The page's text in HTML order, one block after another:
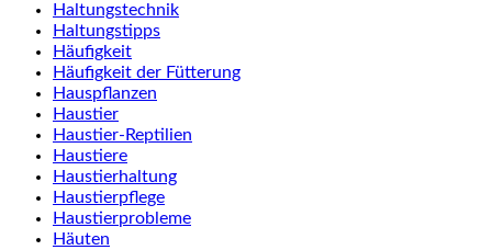
Haltungstechnik
Haltungstipps
Häufigkeit
Häufigkeit der Fütterung
Hauspflanzen
Haustier
Haustier-Reptilien
Haustiere
Haustierhaltung
Haustierpflege
Haustierprobleme
Häuten